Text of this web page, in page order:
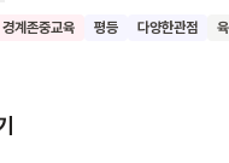
를 이해하고
경계존중교육 평등 다양한관점